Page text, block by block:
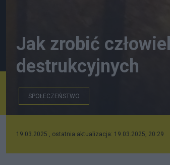
Jak zrobić
destrukcyjnych
SPOŁECZEŃSTWO
19.03.2025 , ostatnia aktualizacja: 19.03.2025, 20:29